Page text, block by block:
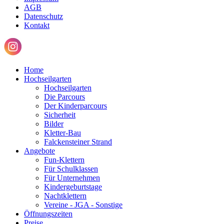
AGB
Datenschutz
Kontakt
Home
Hochseilgarten
Hochseilgarten
Die Parcours
Der Kinderparcours
Sicherheit
Bilder
Kletter-Bau
Falckensteiner Strand
Angebote
Fun-Klettern
Für Schulklassen
Für Unternehmen
Kindergeburtstage
Nachtklettern
Vereine - JGA - Sonstige
Öffnungszeiten